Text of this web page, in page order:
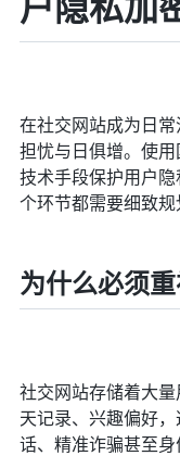
在社交网站成为日
担忧与日俱增。使用
技术手段保护用户
个环节都需要细致规
为什么必须
社交网站存储着大
天记录、兴趣偏好
话、精准诈骗甚至